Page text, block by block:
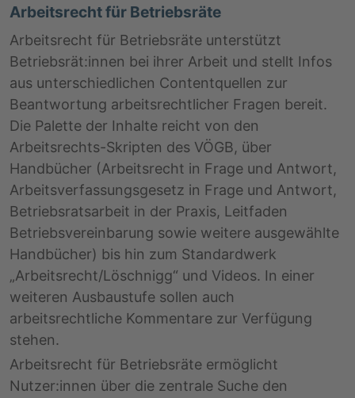
Arbeitsrecht für Betriebsräte
Arbeitsrecht für Betriebsräte unterstützt
Betriebsrät:innen bei ihrer Arbeit und stellt Infos
aus unterschiedlichen Contentquellen zur
Beantwortung arbeitsrechtlicher Fragen bereit.
Die Palette der Inhalte reicht von den
Arbeitsrechts-Skripten des VÖGB, über
Handbücher (Arbeitsrecht in Frage und Antwort,
Arbeitsverfassungsgesetz in Frage und Antwort,
Betriebsratsarbeit in der Praxis, Leitfaden
Betriebsvereinbarung sowie weitere ausgewählte
Handbücher) bis hin zum Standardwerk
„Arbeitsrecht/Löschnigg“ und Videos. In einer
weiteren Ausbaustufe sollen auch
arbeitsrechtliche Kommentare zur Verfügung
stehen.
Arbeitsrecht für Betriebsräte ermöglicht
Nutzer:innen über die zentrale Suche den